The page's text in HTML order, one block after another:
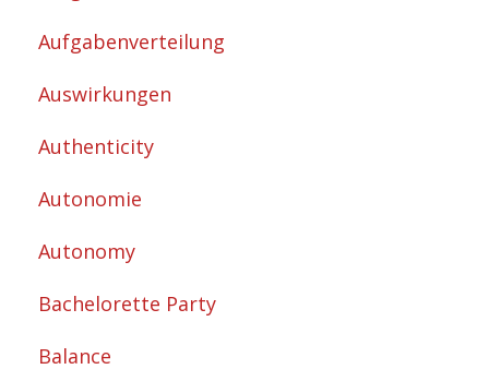
Aufgabenverteilung
Auswirkungen
Authenticity
Autonomie
Autonomy
Bachelorette Party
Balance